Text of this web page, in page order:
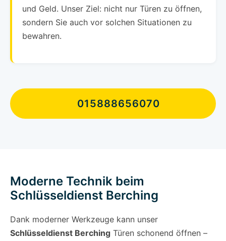
und Geld. Unser Ziel: nicht nur Türen zu öffnen,
sondern Sie auch vor solchen Situationen zu
bewahren.
015888656070
Moderne Technik beim
Schlüsseldienst Berching
Dank moderner Werkzeuge kann unser
Schlüsseldienst Berching Türen schonend öffnen –